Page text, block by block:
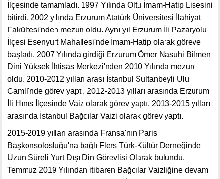
İlçesinde tamamladı. 1997 Yılında Oltu İmam-Hatip Lisesini
bitirdi. 2002 yılında Erzurum Atatürk Üniversitesi İlahiyat
Fakültesi'nden mezun oldu. Aynı yıl Erzurum İli Pazaryolu
İlçesi Esenyurt Mahallesi'nde İmam-Hatip olarak göreve
başladı. 2007 Yılında girdiği Erzurum Ömer Nasuhi Bilmen
Dini Yüksek İhtisas Merkezi'nden 2010 Yılında mezun
oldu. 2010-2012 yılları arası İstanbul Sultanbeyli Ulu
Camii'nde görev yaptı. 2012-2013 yılları arasında Erzurum
İli Hınıs İlçesinde Vaiz olarak görev yaptı. 2013-2015 yılları
arasında İstanbul Bağcılar Vaizi olarak görev yaptı.
2015-2019 yılları arasında Fransa'nın Paris
Başkonsolosluğu'na bağlı Flers Türk-Kültür Derneğinde
Uzun Süreli Yurt Dışı Din Görevlisi Olarak bulundu.
Temmuz 2019 Yılından itibaren Bağcılar Vaizliğine devam